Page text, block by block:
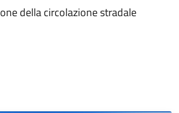
della circolazione stradale